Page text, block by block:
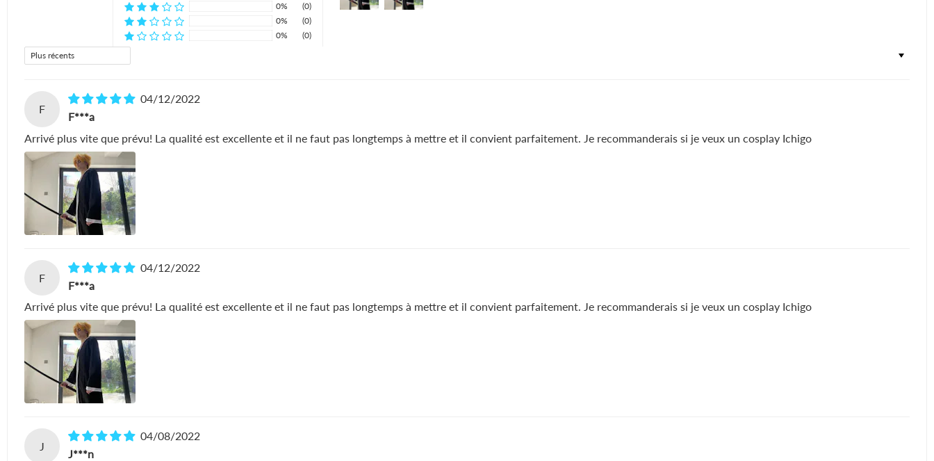
0%
(0)
0%
(0)
0%
(0)
Sort by
F
04/12/2022
F***a
Arrivé plus vite que prévu! La qualité est excellente et il ne faut pas longtemps à mettre et il convient parfaitement. Je recommanderais si je veux un cosplay Ichigo
F
04/12/2022
F***a
Arrivé plus vite que prévu! La qualité est excellente et il ne faut pas longtemps à mettre et il convient parfaitement. Je recommanderais si je veux un cosplay Ichigo
J
04/08/2022
J***n